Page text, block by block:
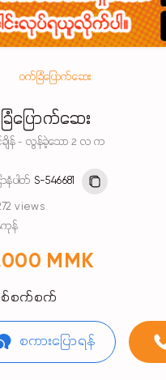
၀က်ခြံပြောက်ဆေး
ပြောက်ဆေး
ျိန် - လွန်ခဲ့သော 2 လ က
ာနံပါတ် S-546681
views
ကုန်
MMK
စက်စက်
စကားပြောရန်